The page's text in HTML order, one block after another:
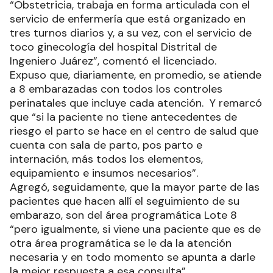
“Obstetricia, trabaja en forma articulada con el
servicio de enfermería que está organizado en
tres turnos diarios y, a su vez, con el servicio de
toco ginecología del hospital Distrital de
Ingeniero Juárez”, comentó el licenciado.
Expuso que, diariamente, en promedio, se atiende
a 8 embarazadas con todos los controles
perinatales que incluye cada atención. Y remarcó
que “si la paciente no tiene antecedentes de
riesgo el parto se hace en el centro de salud que
cuenta con sala de parto, pos parto e
internación, más todos los elementos,
equipamiento e insumos necesarios”.
Agregó, seguidamente, que la mayor parte de las
pacientes que hacen allí el seguimiento de su
embarazo, son del área programática Lote 8
“pero igualmente, si viene una paciente que es de
otra área programática se le da la atención
necesaria y en todo momento se apunta a darle